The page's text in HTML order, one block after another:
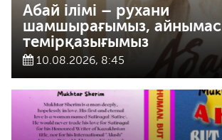
Абай ілімі – рухани
шамшырағымыз, айнымас
темірқазығымыз
10.08.2026, 8:45